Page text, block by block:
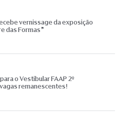
vernissage da exposição
das Formas”
o Vestibular FAAP 2º
remanescentes!